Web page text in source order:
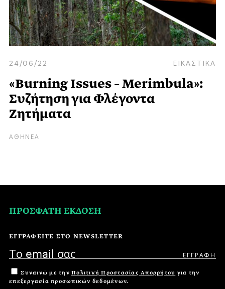
24/06/22 ΕΙΚΑΣΤΙΚΑ
«Burning Issues – Merimbula»:
Συζήτηση για Φλέγοντα
Ζητήματα
ΑΘΗΝΕΑ
ΠΡΟΣΦΑΤΗ ΕΚΔΟΣΗ
ΕΓΓΡΑΦΕΙΤΕ ΣΤΟ NEWSLETTER
Συναινώ με την Πολιτική Προστασίας Απορρήτου για την
επεξεργασία προσωπικών δεδομένων.